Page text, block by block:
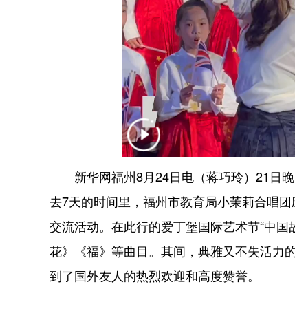
新华网福州8月24日电（蒋巧玲）21日晚
去7天的时间里，福州市教育局小茉莉合唱
交流活动。在此行的爱丁堡国际艺术节“中
花》《福》等曲目。其间，典雅又不失活力
到了国外友人的热烈欢迎和高度赞誉。